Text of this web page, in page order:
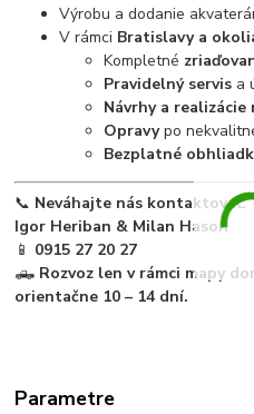
Výrobu a dodanie
V rámci Bratislavy a
Kompletné
Pravidelný servis a
Návrhy a realizácie
Opravypo
Bezplatné
📞 Neváhajte nás kontaktovať:
Igor Heriban & Milan Hason
📱 0915 27 20 27
🛻 Rozvoz len v rámci mapy
orientačne 10 – 14 dní.
Parametre